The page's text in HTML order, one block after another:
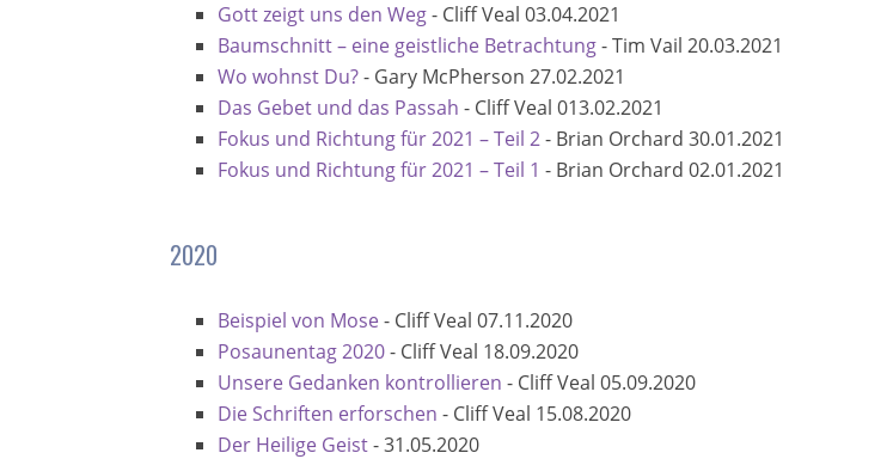
Gott zeigt uns den Weg- Cliff Veal 03.04.2021
Baumschnitt – eine geistliche Betrachtung-Tim Vail 20.03.2021
Wo wohnst Du?- Gary McPherson 27.02.2021
Das Gebet und das Passah - Cliff Veal 013.02.2021
Fokus und Richtung für 2021 – Teil 2- Brian Orchard 30.01.2021
Fokus und Richtung für 2021 – Teil 1 - Brian Orchard 02.01.2021
2020
Beispiel von Mose- Cliff Veal 07.11.2020
Posaunentag 2020- Cliff Veal 18.09.2020
Unsere Gedanken kontrollieren - Cliff Veal 05.09.2020
Die Schriften erforschen - Cliff Veal 15.08.2020
Der Heilige Geist-31.05.2020